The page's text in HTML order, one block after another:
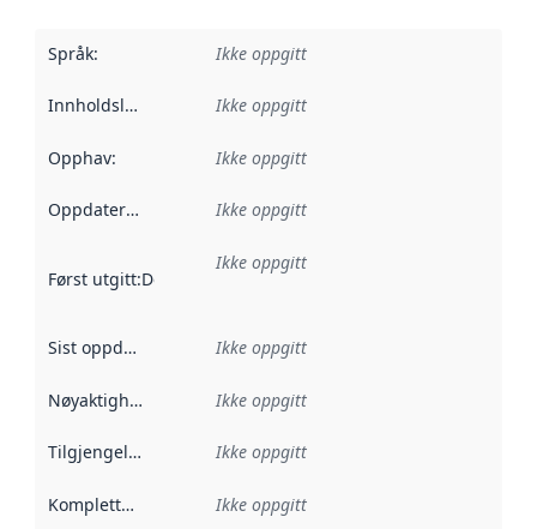
Språk: Ikke oppgitt
Innholdsleverandører :
Ikke oppgitt
Opphav: Ikke oppgitt
Oppdateringsfrekvens :
Ikke oppgitt
Først utgitt:Denne datoen sier når dataene i dette
Ikke oppgitt
Sist oppdatert Ikke oppgitt
Nøyaktighet Ikke oppgitt
Tilgjengelighet Ikke oppgitt
Kompletthet Ikke oppgitt